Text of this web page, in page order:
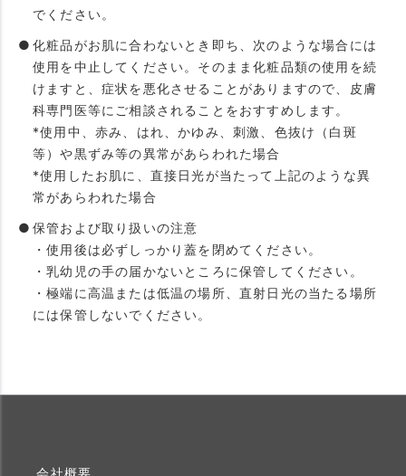
でください。
化粧品がお肌に合わないとき即ち、次のような場合には
使用を中止してください。そのまま化粧品類の使用を続
けますと、症状を悪化させることがありますので、皮膚
科専門医等にご相談されることをおすすめします。
*使用中、赤み、はれ、かゆみ、刺激、色抜け（白斑
等）や黒ずみ等の異常があらわれた場合
*使用したお肌に、直接日光が当たって上記のような異
常があらわれた場合
保管および取り扱いの注意
・使用後は必ずしっかり蓋を閉めてください。
・乳幼児の手の届かないところに保管してください。
・極端に高温または低温の場所、直射日光の当たる場所
には保管しないでください。